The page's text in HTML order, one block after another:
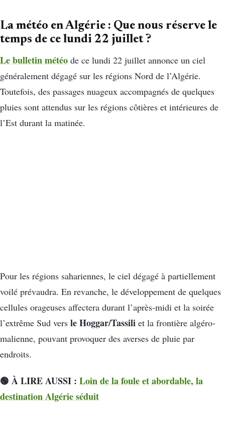
La météo en Algérie : Que nous réserve le
temps de ce lundi 22 juillet ?
Le bulletin météo de ce lundi 22 juillet annonce un ciel
généralement dégagé sur les régions Nord de l’Algérie.
Toutefois, des passages nuageux accompagnés de quelques
pluies sont attendus sur les régions côtières et intérieures de
l’Est durant la matinée.
Pour les régions sahariennes, le ciel dégagé à partiellement
voilé prévaudra. En revanche, le développement de quelques
cellules orageuses affectera durant l’après-midi et la soirée
l’extrême Sud vers le Hoggar/Tassili et la frontière algéro-
malienne, pouvant provoquer des averses de pluie par
endroits.
🟢 À LIRE AUSSI : Loin de la foule et abordable, la
destination Algérie séduit